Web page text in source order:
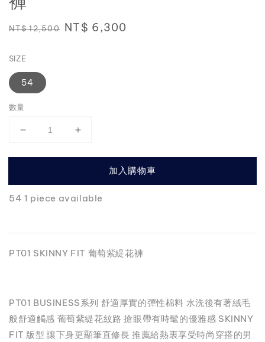
Regular
NT$ 12,500 Sale
NT$ 6,300
SIZE
54
數量
加入購物車
54 1 piece available
PT01 SKINNY FIT 葡萄紫緹花褲
PT01 BUSINESS系列 舒適厚實的彈性棉料 水洗後有著絨毛
般舒適觸感 葡萄紫緹花紋路 搶眼帶有時髦的優雅感 SKINNY
FIT 版型 讓下身更顯筆直修長 推薦給熱衷享受時尚穿搭的男